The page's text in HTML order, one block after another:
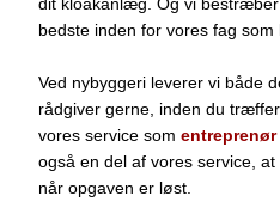
dit kloakanlæg. Og vi
bedste inden for vores fag som
Ved nybyggeri leverer vi både
rådgiver gerne, inden du
vores service somentreprenør
også en del af vores service,
når opgaven er løst.